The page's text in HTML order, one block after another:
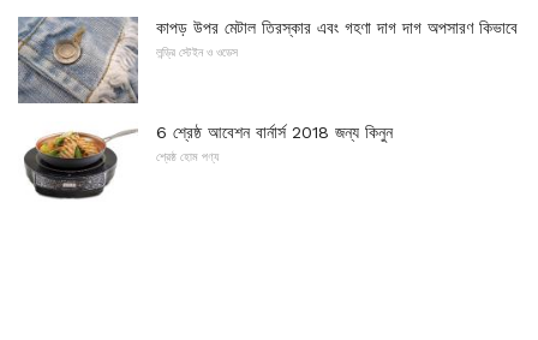
কাপড় উপর মেটাল তিরস্কার এবং গহণা দাগ দাগ অপসারণ কিভাবে
লন্ড্রি স্টেইন ও ওডেস
6 শ্রেষ্ঠ আবেশন বার্নার্স 2018 জন্য কিনুন
শ্রেষ্ঠ হোম পণ্য